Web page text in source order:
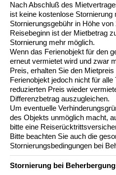
Nach Abschluß des
ist keine kostenlose
Stornierungsgebühr in Höhe
Reisebeginn ist der Mietbetrag
Stornierung mehr möglich.
Wenn das Ferienobjekt für den
erneut vermietet wird und zwar
Preis, erhalten Sie den
Ferienobjekt jedoch nicht für alle
reduzierten Preis wieder
Differenzbetrag auszugleichen.
Um eventuelle
des Objekts unmöglich macht,
bitte eine
Bitte beachten Sie auch die
Stornierungsbedingungen bei
Stornierung bei